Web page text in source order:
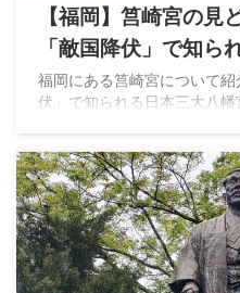
【福岡】筥崎宮の見
「敵国降伏」で知ら
福岡にある筥崎宮について
伏」で知られる日本三大八幡